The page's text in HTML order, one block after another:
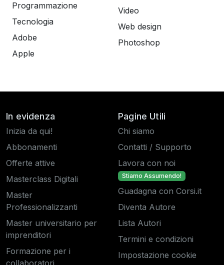
Programmazione
Tecnologia
Adobe
Apple
Video
Web design
Photoshop
In evidenza
Inizia da qui!
Abbonamenti
Offerte attive
Masterclass Digitali
Master
Professionalizzanti
Master universitario per
imprenditori
Formazione per i
collaboratori
Pagine Utili
Chi siamo
Contatti / Supporto
Lavora con noi
Stiamo Assumendo!
Guadagna con Corsi.it
Diventa Autore
Lista Autori
Termini e condizioni
Impostazione cookie